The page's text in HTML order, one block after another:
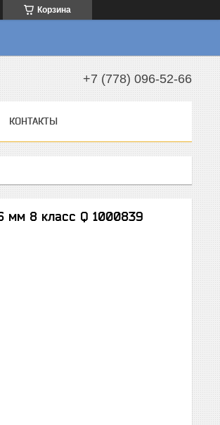
Корзина
+7 (778) 096-52-66
КОНТАКТЫ
мм 8 класс Q 1000839